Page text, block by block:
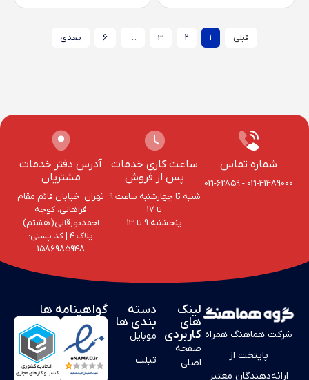
قبلی 1
2
3
…
6 بعدی
شماره تماس
021-41489000
-
021-62859
ساعت کاری خدمات
پس از فروش
شنبه تا چهارشنبه ساعت 9
تا 17
پنجشنبه 9 تا 13
آدرس دفتر خدمات
مشتریان
تهران، خیابان قائم مقام
فراهانی، کوچه
احمد‌بورقانی(هشتم)
پلاک 4‌ | کد پستی:
1586985948
لینک
های
کاربردی
صفحه
اصلی
دسته
بندی ها
موبایل
تبلت
شرکت هماهنگ همراه
پایتخت از
ارائه‌دهندگان معتبر
گواهینامه ها